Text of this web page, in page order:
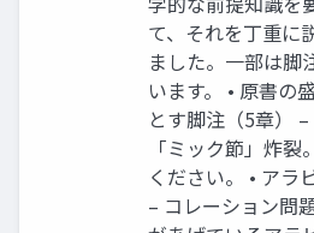
て、それを丁重に
ました。一部は脚
います。 • 原書の
とす脚注（5章）
「ミック節」炸
ください。 • アラ
– コレーション問